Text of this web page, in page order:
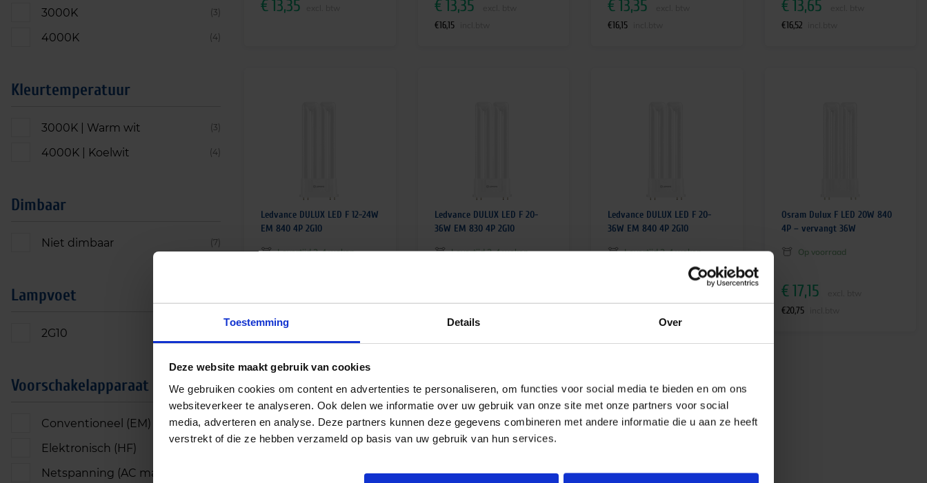
Toestemming Details Over
Deze website maakt gebruik van cookies
We gebruiken cookies om content en advertenties te personaliseren, om functies voor social media te bieden en om ons
websiteverkeer te analyseren. Ook delen we informatie over uw gebruik van onze site met onze partners voor social
media, adverteren en analyse. Deze partners kunnen deze gegevens combineren met andere informatie die u aan ze heeft
verstrekt of die ze hebben verzameld op basis van uw gebruik van hun services.
3000K (3)
4000K (4)
Kleurtemperatuur
3000K | Warm wit (3)
4000K | Koelwit (4)
Dimbaar
Niet dimbaar (7)
Lampvoet
2G10
Voorschakelapparaat
Conventioneel (EM) (6)
Elektronisch (HF)
Netspanning (AC mains)
€13,35 € 13,35
€16,15
€13,35
€16,15
€ 13,65
€16,52
Ledvance DULUX LED F 12-24W
EM 840 4P 2G10
Levertijd 2-4 weken
Ledvance DULUX LED F 20-
36W EM 830 4P 2G10
Levertijd 2-4 weken
Ledvance DULUX LED F 20-
36W EM 840 4P 2G10
Levertijd 2-4 weken
Osram Dulux F LED 20W 840
4P – vervangt 36W
Op voorraad
€ 17,15
€20,75